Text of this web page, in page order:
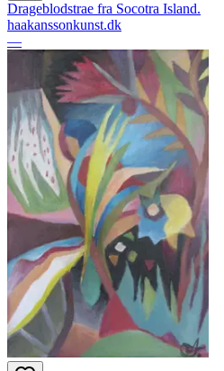
Drageblodstrae fra Socotra Island.
haakanssonkunst.dk
—